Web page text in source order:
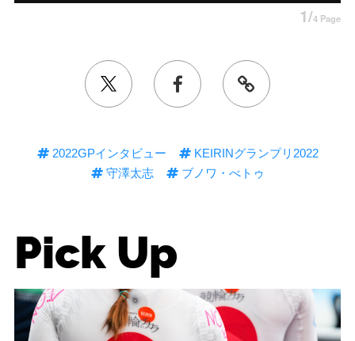
1/4 Page
2022GPインタビュー
KEIRINグランプリ2022
守澤太志
ブノワ・べトゥ
Pick Up